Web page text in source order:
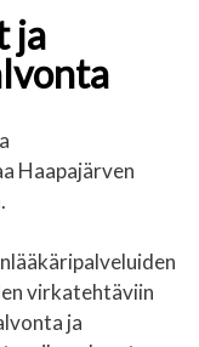
ja
Haapajärven
virkatehtäviin
ja